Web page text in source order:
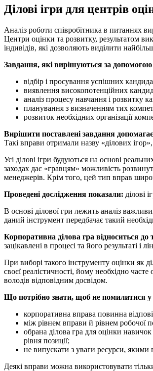
Ділові ігри для центрів
Аналіз роботи співробітника в питаннях
Центри оцінки та розвитку, результатом
індивідів, які дозволяють виділити
Завдання, які вирішуються за
відбір і просування успішних
виявлення високопотенційних
аналіз процесу навчання і розвитку
планування з визначенням тих
розвиток необхідних організації
Вирішити поставлені завдання
Такі вправи отримали назву «ділових
Усі ділові ігри будуються на основі
заходах дає «гравцям» можливість
менеджерів. Крім того, цей тип вправ
Проведені дослідження показали: ділові
В основі ділової гри лежить аналіз
даний інструмент передбачає такий
Корпоративна ділова гра відноситься до
зацікавлені в процесі та його результаті і
При виборі такого інструменту оцінки як
своєї реалістичності, йому необхідно
володів відповідним досвідом.
Що потрібно знати, щоб не помилитися у
корпоративна вправа повинна
між рівнем вправи й рівнем робочої
обрана ділова гра для оцінки
рівня позиції;
не випускати з уваги ресурси, якими
Деякі вправи можна використовувати